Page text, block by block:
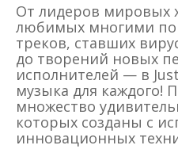
От лидеров мировых
любимых многими
треков, ставших
до творений новых
исполнителей — в
музыка для каждого!
множество
которых созданы с
инновационных